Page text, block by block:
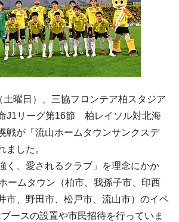
曜日）、三協フロンテア柏スタジア
J1リーグ第16節 柏レイソル対北海
戦が「流山ホームタウンサンクスデ
ました。
く、愛されるクラブ」を理念にかか
ームタウン（柏市、我孫子市、印西
市、野田市、松戸市、流山市）のイベ
ースの設置や市民招待を行っていま